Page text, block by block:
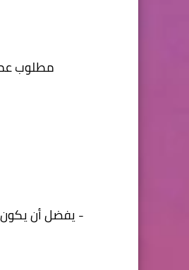
مطلوب
- يفضل أن يكون